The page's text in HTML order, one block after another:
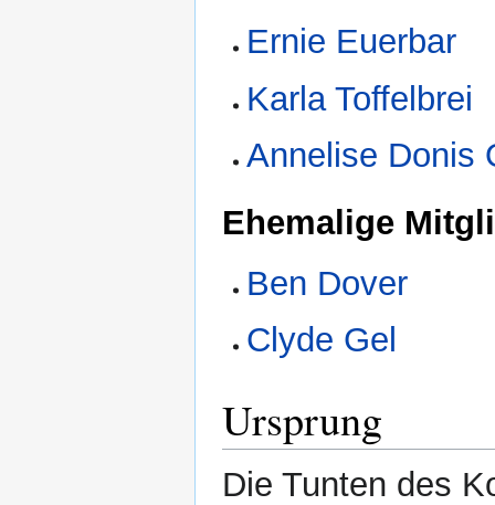
Ernie Euerbar
Karla Toffelbrei
Annelise Donis
Ehemalige
Ben Dover
Clyde Gel
Ursprung
Die Tunten des